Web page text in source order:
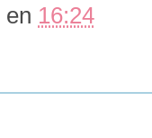
en 16:24